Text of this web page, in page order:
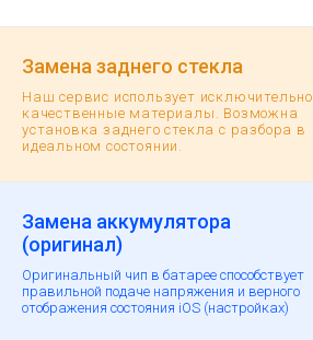
Замена заднего стекла
Наш сервис использует исключительно
качественные материалы. Возможна
установка заднего стекла с разбора в
идеальном состоянии.
Замена аккумулятора
(оригинал)
Оригинальный чип в батарее способствует
правильной подаче напряжения и верного
отображения состояния iOS (настройках)